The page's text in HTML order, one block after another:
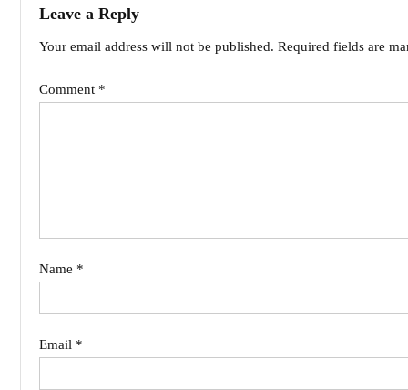
Leave a Reply
Your email address will not be published. Required fields are
Comment *
Name *
Email *